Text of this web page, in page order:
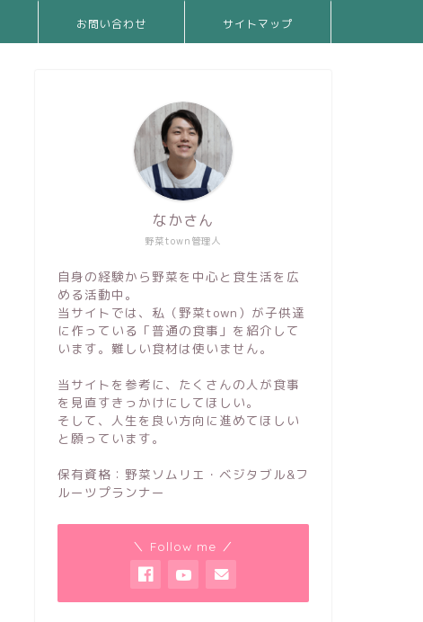
お問い合わせ サイトマップ
野菜town管理人
なかさん
自身の経験から野菜を中心と食生活を広
める活動中。
当サイトでは、私（野菜town）が子供達
に作っている「普通の食事」を紹介して
います。難しい食材は使いません。
当サイトを参考に、たくさんの人が食事
を見直すきっかけにしてほしい。
そして、人生を良い方向に進めてほしい
と願っています。
保有資格：野菜ソムリエ・ベジタブル&フ
ルーツプランナー
＼ Follow me ／